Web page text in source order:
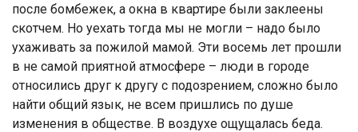
после бомбежек, а окна в квартире были заклеены
скотчем. Но уехать тогда мы не могли – надо было
ухаживать за пожилой мамой. Эти восемь лет прошли
в не самой приятной атмосфере – люди в городе
относились друг к другу с подозрением, сложно было
найти общий язык, не всем пришлись по душе
изменения в обществе. В воздухе ощущалась беда.